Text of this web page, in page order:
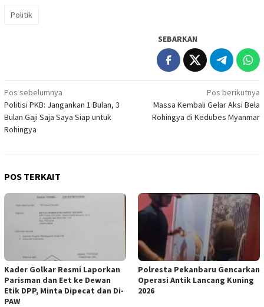
Politik
SEBARKAN
Navigasi
pos
Pos sebelumnya
Politisi PKB: Jangankan 1 Bulan, 3
Bulan Gaji Saja Saya Siap untuk
Rohingya
Pos berikutnya
Massa Kembali Gelar Aksi Bela
Rohingya di Kedubes Myanmar
POS TERKAIT
Kader Golkar Resmi Laporkan
Parisman dan Eet ke Dewan
Etik DPP, Minta Dipecat dan Di-
PAW
Polresta Pekanbaru Gencarkan
Operasi Antik Lancang Kuning
2026